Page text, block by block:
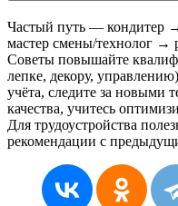
Частый путь — кондитер
мастер смены/технолог →
Советы повышайте
лепке, декору,
учёта, следите за новыми
качества, учитесь
Для трудоустройства
рекомендации с